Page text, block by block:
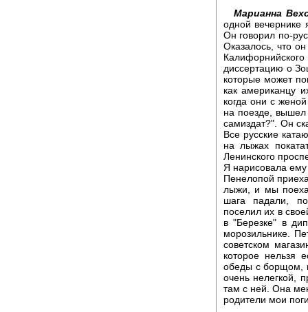
Марианна
одной вечернике
Он говорил по-
Оказалось, что
диссертацию о
которые может
как американцу
когда они с
на поезде, вышел
самиздат?". Он
Все русские
на лыжах
Ленинского
Я нарисовала
Пенелопой
лыжи, и мы
шага падали,
поселил их в
в "Березке" в
морозильнике.
советском
которое нельзя
обеды с борщом,
очень нелегкой,
там с ней. Она
родители мои